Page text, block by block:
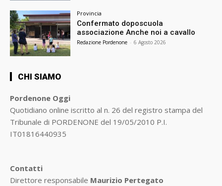
Provincia
Confermato doposcuola
associazione Anche noi a cavallo
Redazione Pordenone - 6 Agosto 2026
CHI SIAMO
Pordenone Oggi
Quotidiano online iscritto al n. 26 del registro stampa del
Tribunale di PORDENONE del 19/05/2010 P.I.
IT01816440935
Contatti
Direttore responsabile Maurizio Pertegato